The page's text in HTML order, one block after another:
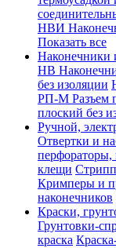
НВИ
Показать все
Наконечники
НВ
без изоляции
РП-М Разъем
плоский без
Ручной,
Отвертки и
перфораторы,
клещи
Кримперы и
наконечников
Краски,
Грунтовки-
краска